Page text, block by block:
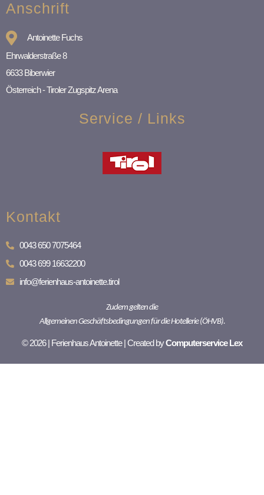
Anschrift
Antoinette Fuchs
Ehrwalderstraße 8
6633 Biberwier
Österreich - Tiroler Zugspitz Arena
Service / Links
Kontakt
0043 650 7075464
0043 699 16632200
info@ferienhaus-antoinette.tirol
Zudem gelten die
Allgemeinen Geschäftsbedingungen für die Hotellerie (ÖHVB).
© 2026 | Ferienhaus Antoinette | Created byComputerservice Lex